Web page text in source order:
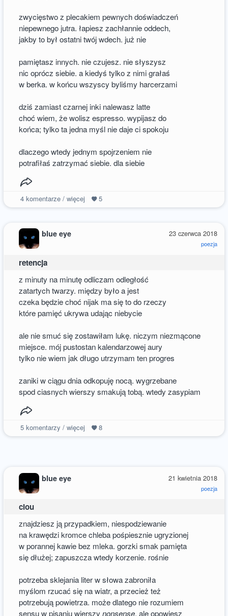
zwycięstwo z plecakiem pewnych doświadczeń
niepewnego jutra. łapiesz zachłannie oddech,
jakby to był ostatni twój wdech. już nie
pamiętasz innych. nie czujesz. nie słyszysz
nic oprócz siebie. a kiedyś tylko z nimi grałaś
w berka. w końcu wszyscy byliśmy harcerzami
dziś zamiast czarnej inki nalewasz latte
choć wiem, że wolisz espresso. wypijasz do
końca; tylko ta jedna myśl nie daje ci spokoju
dlaczego wtedy jednym spojrzeniem nie
potrafiłaś zatrzymać siebie. dla siebie
4komentarze / więcej 5
23 czerwca 2018
poezja
blue eye
retencja
z minuty na minutę odliczam odległość
zatartych twarzy. między było a jest
czeka będzie choć nijak ma się to do rzeczy
które pamięć ukrywa udając niebycie
ale nie smuć się zostawiłam lukę. niczym niezmącone
miejsce. mój pustostan kalendarzowej aury
tylko nie wiem jak długo utrzymam ten progres
zaniki w ciągu dnia odkopuję nocą. wygrzebane
spod ciasnych wierszy smakują tobą. wtedy zasypiam
5komentarzy / więcej 8
21 kwietnia 2018
poezja
blue eye
clou
znajdziesz ją przypadkiem, niespodziewanie
na krawędzi kromce chleba pośpiesznie ugryzionej
w porannej kawie bez mleka. gorzki smak pamięta
się dłużej; zapuszcza wtedy korzenie. rośnie
potrzeba sklejania liter w słowa zabroniła
myślom rzucać się na wiatr, a przecież też
potrzebują powietrza. może dlatego nie rozumiem
sensu w pisaniu wierszynonsense, ale opowiesz